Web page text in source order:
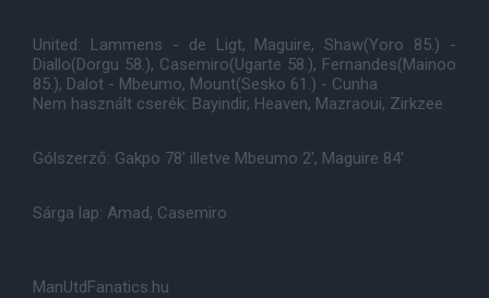
United: Lammens - de Ligt, Maguire, Shaw(Yoro 85.) -
Diallo(Dorgu 58.), Casemiro(Ugarte 58.), Fernandes(Mainoo
85.), Dalot - Mbeumo, Mount(Sesko 61.) - Cunha
Nem használt cserék: Bayindir, Heaven, Mazraoui, Zirkzee
Gólszerző: Gakpo 78' illetve Mbeumo 2', Maguire 84'
Sárga lap: Amad, Casemiro
ManUtdFanatics.hu